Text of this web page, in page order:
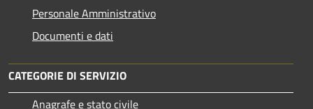
Personale Amministrativo
Documenti e dati
CATEGORIE DI SERVIZIO
Anagrafe e stato civile